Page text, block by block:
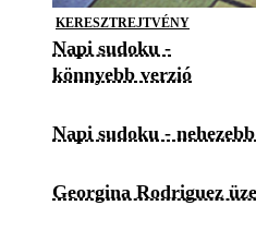
KERESZTREJTVÉNY
Napi sudoku -
könnyebb verzió
Napi sudoku -
Georgina Rodriguez